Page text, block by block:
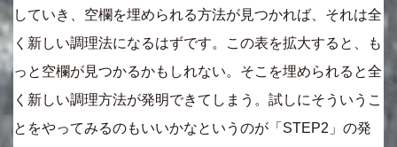
していき、空欄を埋められる方法が見つかれば、それは全
く新しい調理法になるはずです。この表を拡大すると、も
っと空欄が見つかるかもしれない。そこを埋められると全
く新しい調理方法が発明できてしまう。試しにそういうこ
とをやってみるのもいいかなというのが「STEP2」の発